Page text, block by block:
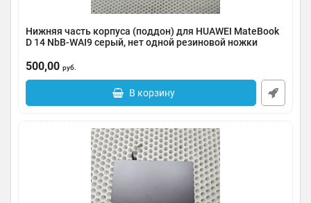
Нижняя часть корпуса (поддон) для HUAWEI MateBook
D 14 NbB-WAI9 серый, нет одной резиновой ножки
500,00 руб.
В корзину